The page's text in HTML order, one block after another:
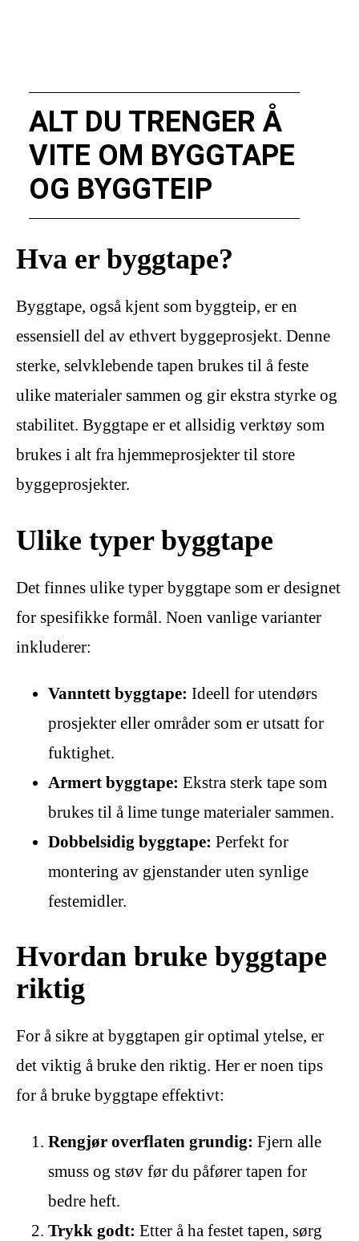
ALT DU TRENGER Å
VITE OM BYGGTAPE
OG BYGGTEIP
Hva er byggtape?
Byggtape, også kjent som byggteip, er en
essensiell del av ethvert byggeprosjekt. Denne
sterke, selvklebende tapen brukes til å feste
ulike materialer sammen og gir ekstra styrke og
stabilitet. Byggtape er et allsidig verktøy som
brukes i alt fra hjemmeprosjekter til store
byggeprosjekter.
Ulike typer byggtape
Det finnes ulike typer byggtape som er designet
for spesifikke formål. Noen vanlige varianter
inkluderer:
Vanntett byggtape: Ideell for utendørs
prosjekter eller områder som er utsatt for
fuktighet.
Armert byggtape: Ekstra sterk tape som
brukes til å lime tunge materialer sammen.
Dobbelsidig byggtape: Perfekt for
montering av gjenstander uten synlige
festemidler.
Hvordan bruke byggtape
riktig
For å sikre at byggtapen gir optimal ytelse, er
det viktig å bruke den riktig. Her er noen tips
for å bruke byggtape effektivt:
Rengjør overflaten grundig: Fjern alle
smuss og støv før du påfører tapen for
bedre heft.
Trykk godt: Etter å ha festet tapen, sørg